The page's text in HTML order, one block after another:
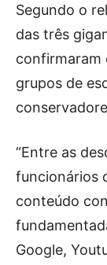
Segundo o
das três
confirmaram
grupos de
“Entre as
funcionários
conteúdo
Google,